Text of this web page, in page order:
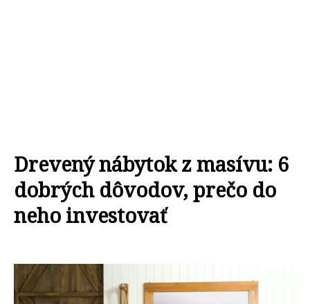
Drevený nábytok z masívu: 6
dobrých dôvodov, prečo do
neho investovať